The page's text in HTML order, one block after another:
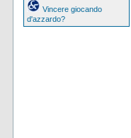
Vincere giocando
d'azzardo?